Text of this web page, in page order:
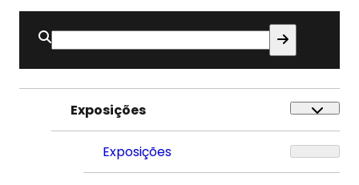
Buscar
por:
Exposições
Exposições